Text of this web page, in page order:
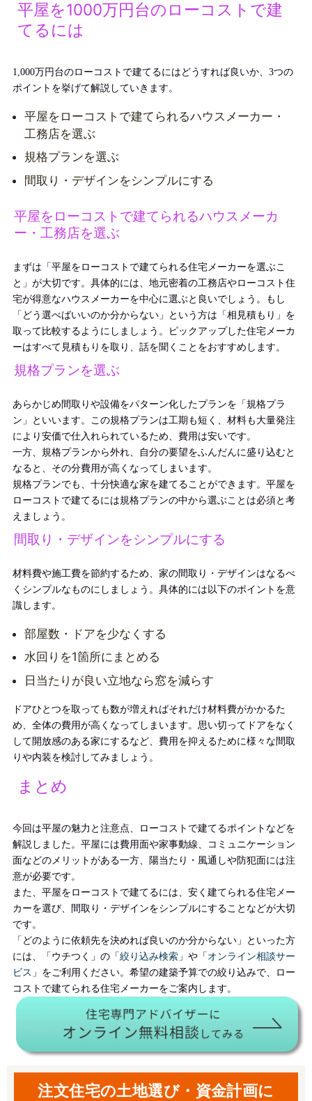
平屋を1000万円台のローコストで建
てるには
1,000万円台のローコストで建てるにはどうすれば良いか、3つの
ポイントを挙げて解説していきます。
平屋をローコストで建てられるハウスメーカー・
工務店を選ぶ
規格プランを選ぶ
間取り・デザインをシンプルにする
平屋をローコストで建てられるハウスメーカ
ー・工務店を選ぶ
まずは「平屋をローコストで建てられる住宅メーカーを選ぶこ
と」が大切です。具体的には、地元密着の工務店やローコスト住
宅が得意なハウスメーカーを中心に選ぶと良いでしょう。もし
「どう選べばいいのか分からない」という方は「相見積もり」を
取って比較するようにしましょう。ピックアップした住宅メーカ
ーはすべて見積もりを取り、話を聞くことをおすすめします。
規格プランを選ぶ
あらかじめ間取りや設備をパターン化したプランを「規格プラ
ン」といいます。この規格プランは工期も短く、材料も大量発注
により安価で仕入れられているため、費用は安いです。
一方、規格プランから外れ、自分の要望をふんだんに盛り込むと
なると、その分費用が高くなってしまいます。
規格プランでも、十分快適な家を建てることができます。 平屋を
ローコストで建てるには規格プランの中から選ぶことは必須と考
えましょう。
間取り・デザインをシンプルにする
材料費や施工費を節約するため、家の間取り・デザインはなるべ
くシンプルなものにしましょう。具体的には以下のポイントを意
識します。
部屋数・ドアを少なくする
水回りを1箇所にまとめる
日当たりが良い立地なら窓を減らす
ドアひとつを取っても数が増えればそれだけ材料費がかかるた
め、全体の費用が高くなってしまいます。思い切ってドアをなく
して開放感のある家にするなど、費用を抑えるために様々な間取
りや内装を検討してみましょう。
まとめ
今回は平屋の魅力と注意点、ローコストで建てるポイントなどを
解説しました。平屋には費用面や家事動線、
コミュニケーション
面などのメリットがある一方、陽当たり・風通しや防犯面には注
意が必要です。
また、平屋をローコストで建てるには、安く建てられる住宅メー
カーを選び、間取り・デザインをシンプルにすることなどが大切
です。
「どのように依頼先を決めれば良いのか分からない」といった方
には、
「ウチつく」 の「絞り込み検索」や「 オンライン相談サー
ビス 」をご利用ください。希望の建築予算での絞り込みで、ロー
コストで建てられる住宅メーカーをご案内します。
注文住宅の土地選び・資金計画に